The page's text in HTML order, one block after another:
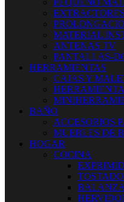
PEQUEÑO
EXTRACTORES
MATERIAL
ANTENAS TV
PANTALLAS-
HERRAMIENTAS
CAJAS Y
BAÑO
ACCESORIOS
MUEBLES DE
HOGAR
COCINA